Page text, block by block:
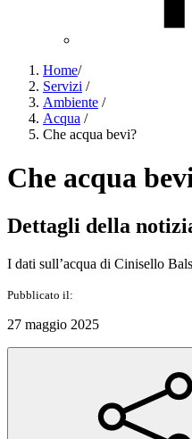
Home/
Servizi /
Ambiente /
Acqua /
Che acqua bevi?
Che acqua
Dettagli della
I dati sull’acqua di Cinisello
Pubblicato il:
27 maggio 2025